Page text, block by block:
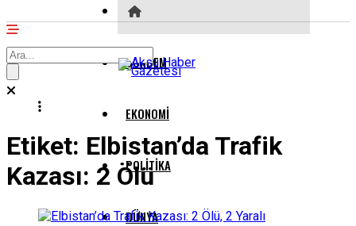
GÜNDEM
EKONOMI
POLITIKA
DÜNYA
Etiket: Elbistan’da Trafik
Kazası: 2 Ölü